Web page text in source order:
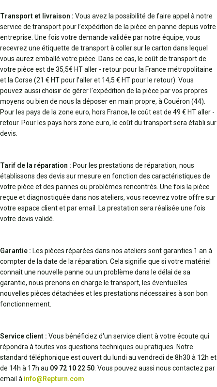
Transport et livraison : Vous avez la possibilité de faire appel à notre
service de transport pour l’expédition de la pièce en panne depuis votre
entreprise. Une fois votre demande validée par notre équipe, vous
recevrez une étiquette de transport à coller sur le carton dans lequel
vous aurez emballé votre pièce. Dans ce cas, le coût de transport de
votre pièce est de 35,5€ HT aller - retour pour la France métropolitaine
et la Corse (21 € HT pour l’aller et 14,5 € HT pour le retour). Vous
pouvez aussi choisir de gérer l’expédition de la pièce par vos propres
moyens ou bien de nous la déposer en main propre, à Couëron (44).
Pour les pays de la zone euro, hors France, le coût est de 49 € HT aller -
retour. Pour les pays hors zone euro, le coût du transport sera établi sur
devis.
Tarif de la réparation : Pour les prestations de réparation, nous
établissons des devis sur mesure en fonction des caractéristiques de
votre pièce et des pannes ou problèmes rencontrés. Une fois la pièce
reçue et diagnostiquée dans nos ateliers, vous recevrez votre offre sur
votre espace client et par email. La prestation sera réalisée une fois
votre devis validé.
Garantie : Les pièces réparées dans nos ateliers sont garanties 1 an à
compter de la date de la réparation. Cela signifie que si votre matériel
connait une nouvelle panne ou un problème dans le délai de sa
garantie, nous prenons en charge le transport, les éventuelles
nouvelles pièces détachées et les prestations nécessaires à son bon
fonctionnement.
Service client : Vous bénéficiez d'un service client à votre écoute qui
répondra à toutes vos questions techniques ou pratiques. Notre
standard téléphonique est ouvert du lundi au vendredi de 8h30 à 12h et
de 14h à 17h au 09 72 10 22 50 . Vous pouvez aussi nous contactez par
email à info@Repturn.com